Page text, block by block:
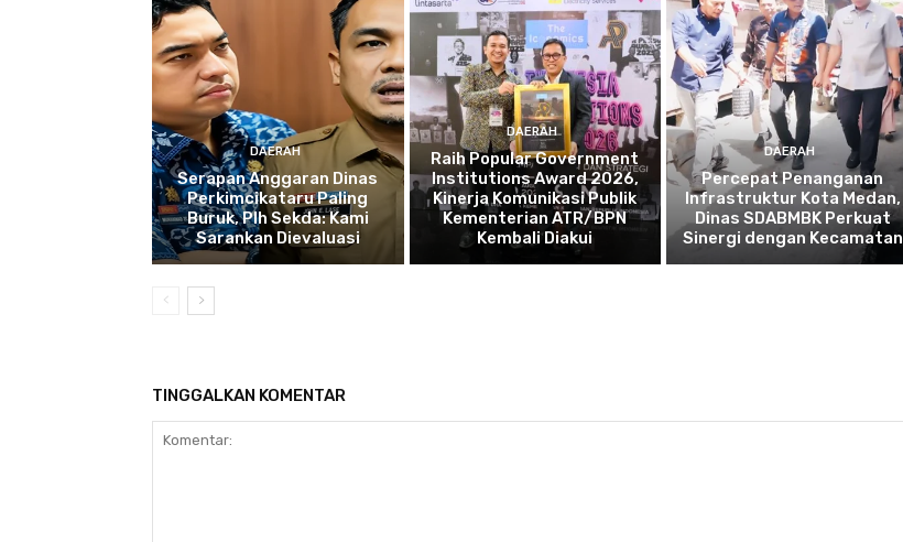
DAERAH
Serapan Anggaran Dinas
Perkimcikataru Paling
Buruk, Plh Sekda: Kami
Sarankan Dievaluasi
DAERAH
Raih Popular Government
Institutions Award 2026,
Kinerja Komunikasi Publik
Kementerian ATR/BPN
Kembali Diakui
DAERAH
Percepat Penanganan
Infrastruktur Kota Medan,
Dinas SDABMBK Perkuat
Sinergi dengan Kecamatan
TINGGALKAN KOMENTAR